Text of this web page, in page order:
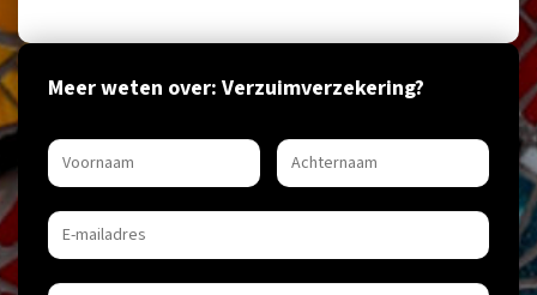
Meer weten over: Verzuimverzekering?